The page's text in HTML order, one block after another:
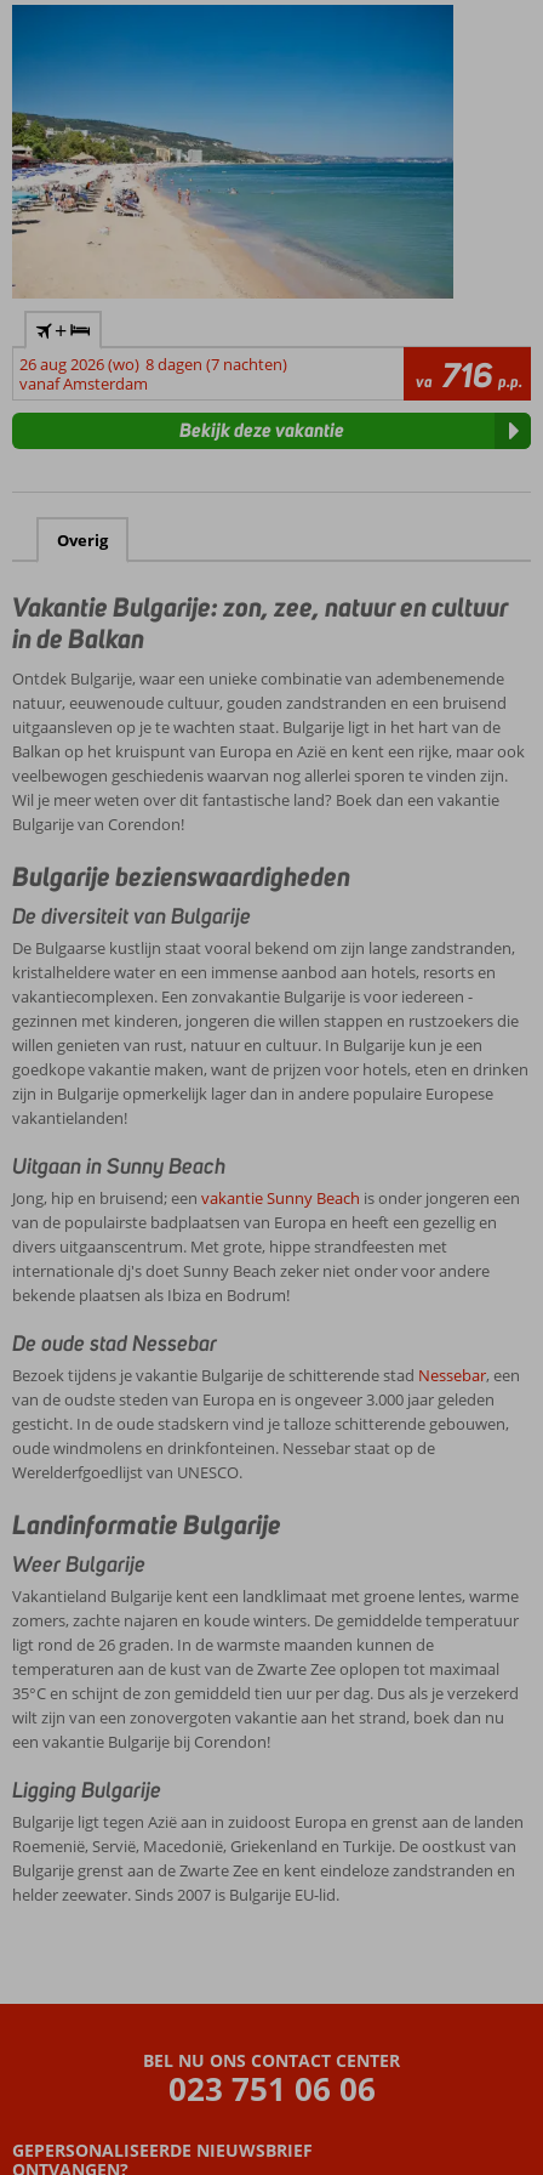
+
26 aug 2026 (wo) 8 dagen (7 nachten)
vanaf Amsterdam
va 716 p.p.
Bekijk deze vakantie
Overig
Vakantie Bulgarije: zon, zee, natuur en cultuur
in de Balkan
Ontdek Bulgarije, waar een unieke combinatie van adembenemende
natuur, eeuwenoude cultuur, gouden zandstranden en een bruisend
uitgaansleven op je te wachten staat. Bulgarije ligt in het hart van de
Balkan op het kruispunt van Europa en Azië en kent een rijke, maar ook
veelbewogen geschiedenis waarvan nog allerlei sporen te vinden zijn.
Wil je meer weten over dit fantastische land? Boek dan een vakantie
Bulgarije van Corendon!
Bulgarije bezienswaardigheden
De diversiteit van Bulgarije
De Bulgaarse kustlijn staat vooral bekend om zijn lange zandstranden,
kristalheldere water en een immense aanbod aan hotels, resorts en
vakantiecomplexen. Een zonvakantie Bulgarije is voor iedereen -
gezinnen met kinderen, jongeren die willen stappen en rustzoekers die
willen genieten van rust, natuur en cultuur. In Bulgarije kun je een
goedkope vakantie maken, want de prijzen voor hotels, eten en drinken
zijn in Bulgarije opmerkelijk lager dan in andere populaire Europese
vakantielanden!
Uitgaan in Sunny Beach
Jong, hip en bruisend; een vakantie Sunny Beach is onder jongeren een
van de populairste badplaatsen van Europa en heeft een gezellig en
divers uitgaanscentrum. Met grote, hippe strandfeesten met
internationale dj's doet Sunny Beach zeker niet onder voor andere
bekende plaatsen als Ibiza en Bodrum!
De oude stad Nessebar
Bezoek tijdens je vakantie Bulgarije de schitterende stad Nessebar, een
van de oudste steden van Europa en is ongeveer 3.000 jaar geleden
gesticht. In de oude stadskern vind je talloze schitterende gebouwen,
oude windmolens en drinkfonteinen. Nessebar staat op de
Werelderfgoedlijst van UNESCO.
Landinformatie Bulgarije
Weer Bulgarije
Vakantieland Bulgarije kent een landklimaat met groene lentes, warme
zomers, zachte najaren en koude winters. De gemiddelde temperatuur
ligt rond de 26 graden. In de warmste maanden kunnen de
temperaturen aan de kust van de Zwarte Zee oplopen tot maximaal
35°C en schijnt de zon gemiddeld tien uur per dag. Dus als je verzekerd
wilt zijn van een zonovergoten vakantie aan het strand, boek dan nu
een vakantie Bulgarije bij Corendon!
Ligging Bulgarije
Bulgarije ligt tegen Azië aan in zuidoost Europa en grenst aan de landen
Roemenië, Servië, Macedonië, Griekenland en Turkije. De oostkust van
Bulgarije grenst aan de Zwarte Zee en kent eindeloze zandstranden en
helder zeewater. Sinds 2007 is Bulgarije EU-lid.
BEL NU ONS CONTACT CENTER
023 751 06 06
GEPERSONALISEERDE NIEUWSBRIEF
ONTVANGEN?